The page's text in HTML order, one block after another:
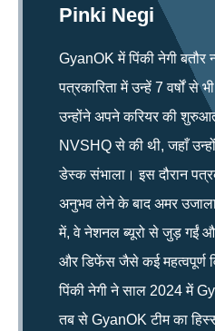
Pinki Negi
GyanOK में पिंकी नेगी बतौर
पत्रकारिता में उन्हें 7 वर्षों से
उन्होंने अपने करियर की
NVSHQ से की थी, जहाँ
डेस्क संभाला। इस दौरान
अनुभव लेने के बाद अमर उजाला
में, वे नेशनल ब्यूरो से जुड़ गईं
और डिफेंस जैसे कई महत्वपूर्ण
पिंकी नेगी ने साल 2024 में
तब से GyanOK टीम का